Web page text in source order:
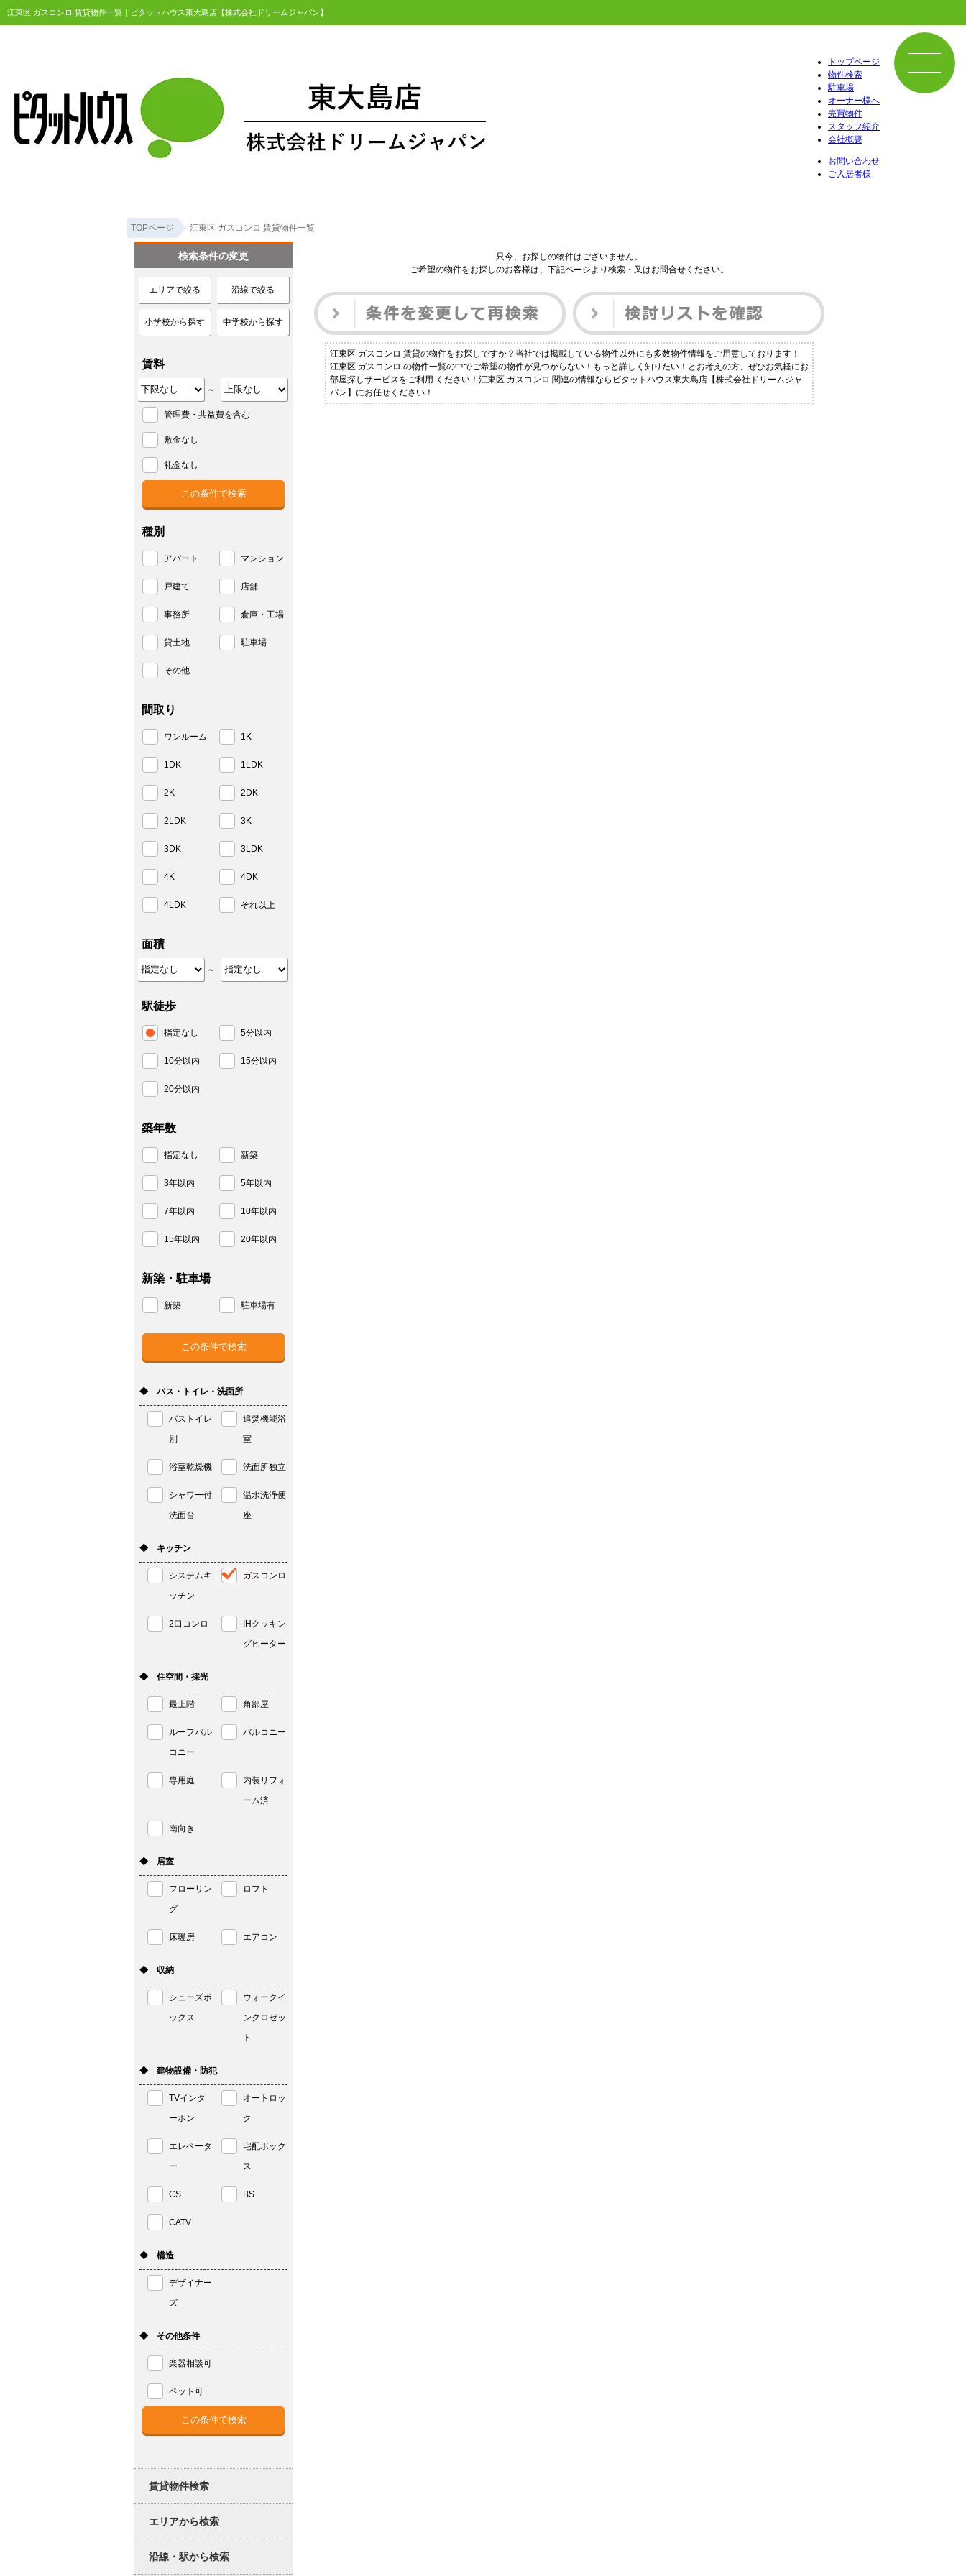
江東区 ガスコンロ 賃貸物件一覧｜ピタットハウス東大島店【株式会社ドリームジャパン】
トップページ
物件検索
駐車場
オーナー様へ
売買物件
スタッフ紹介
会社概要
お問い合わせ
ご入居者様
TOPページ 江東区 ガスコンロ 賃貸物件一覧
只今、お探しの物件はございません。
ご希望の物件をお探しのお客様は、下記ページより検索・又はお問合せください。
江東区 ガスコンロ 賃貸の物件をお探しですか？当社では掲載している物件以外にも多数物件情報をご用意しております！
江東区 ガスコンロ の物件一覧の中でご希望の物件が見つからない！もっと詳しく知りたい！とお考えの方、ぜひお気軽にお
部屋探しサービスをご利用 ください！江東区 ガスコンロ 関連の情報ならピタットハウス東大島店【株式会社ドリームジャ
パン】にお任せください！
検索条件の変更
エリアで絞る 沿線で絞る
小学校から探す 中学校から探す
賃料
～
管理費・共益費を含む
敷金なし
礼金なし
種別
アパート マンション
戸建て 店舗
事務所 倉庫・工場
貸土地 駐車場
その他
間取り
ワンルーム 1K
1DK 1LDK
2K 2DK
2LDK 3K
3DK 3LDK
4K 4DK
4LDK それ以上
面積
～
駅徒歩
指定なし 5分以内
10分以内 15分以内
20分以内
築年数
指定なし 新築
3年以内 5年以内
7年以内 10年以内
15年以内 20年以内
新築・駐車場
新築 駐車場有
◆ バス・トイレ・洗面所
バストイレ
別
追焚機能浴
室
浴室乾燥機 洗面所独立
シャワー付
洗面台
温水洗浄便
座
◆ キッチン
システムキ
ッチン
ガスコンロ
2口コンロ
IHクッキン
グヒーター
◆ 住空間・採光
最上階 角部屋
ルーフバル
コニー
バルコニー
専用庭
内装リフォ
ーム済
南向き
◆ 居室
フローリン
グ
ロフト
床暖房 エアコン
◆ 収納
シューズボ
ックス
ウォークイ
ンクロゼッ
ト
◆ 建物設備・防犯
TVインタ
ーホン
オートロッ
ク
エレベータ
ー
宅配ボック
ス
CS BS
CATV
◆ 構造
デザイナー
ズ
◆ その他条件
楽器相談可
ペット可
賃貸物件検索
エリアから検索
沿線・駅から検索